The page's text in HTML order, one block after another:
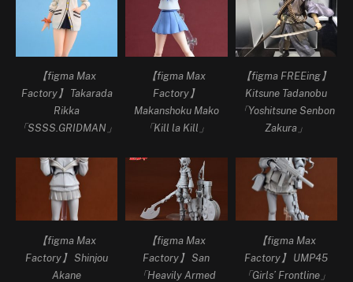
【figma Max
Factory】 Takarada
Rikka
「SSSS.GRIDMAN」
【figma Max
Factory】
Makanshoku Mako
「Kill la Kill」
【figma FREEing】
Kitsune Tadanobu
「Yoshitsune Senbon
Zakura」
【figma Max
Factory】 Shinjou
Akane
【figma Max
Factory】 San
「Heavily Armed
【figma Max
Factory】 UMP45
「Girls’ Frontline」